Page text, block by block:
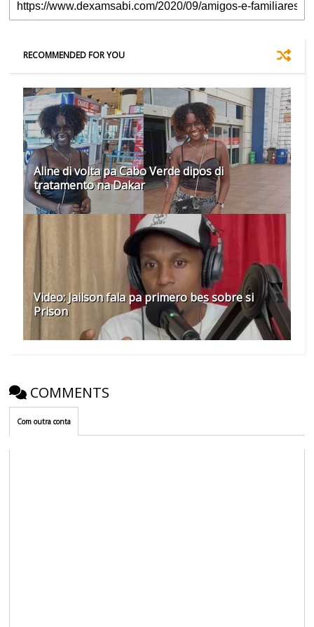
RECOMMENDED FOR YOU
Aline di volta pa Cabo Verde dipos di
tratamento na Dakar
Video: Jailson fala pa primero bes sobre si
Prison
COMMENTS
Com outra conta